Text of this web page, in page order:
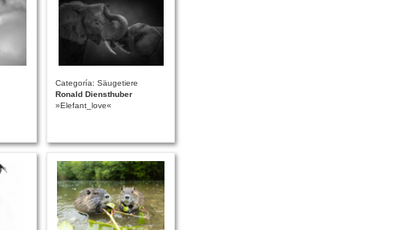
Categoría: Säugetiere
Ronald Diensthuber
»Elefant_love«